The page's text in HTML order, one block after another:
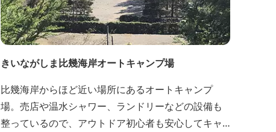
きいながしま比幾海岸オートキャンプ場
比幾海岸からほど近い場所にあるオートキャンプ
場。売店や温水シャワー、ランドリーなどの設備も
整っているので、アウトドア初心者も安心してキャ